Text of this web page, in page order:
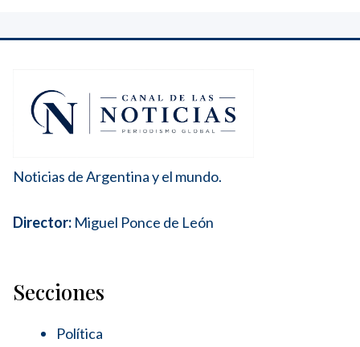
Noticias de Argentina y el mundo.
Director: Miguel Ponce de León
Secciones
Política